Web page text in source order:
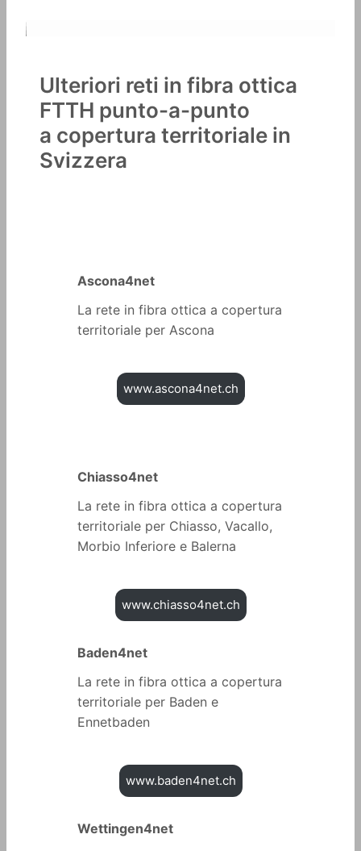
Ulteriori reti in fibra ottica
FTTH punto-a-punto
a copertura territoriale in
Svizzera
Ascona4net
La rete in fibra ottica a copertura
territoriale per Ascona
www.ascona4net.ch
Chiasso4net
La rete in fibra ottica a copertura
territoriale per Chiasso, Vacallo,
Morbio Inferiore e Balerna
www.chiasso4net.ch
Baden4net
La rete in fibra ottica a copertura
territoriale per Baden e
Ennetbaden
www.baden4net.ch
Wettingen4net